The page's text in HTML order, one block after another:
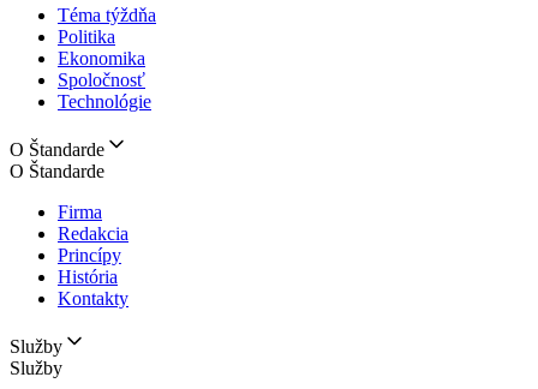
Téma týždňa
Politika
Ekonomika
Spoločnosť
Technológie
O Štandarde
O Štandarde
Firma
Redakcia
Princípy
História
Kontakty
Služby
Služby